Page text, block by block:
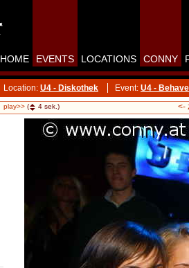
HOME EVENTS LOCATIONS CONNY
Location: U4 - Diskothek Event: U4 -
play>> ( 4 sek.) <-